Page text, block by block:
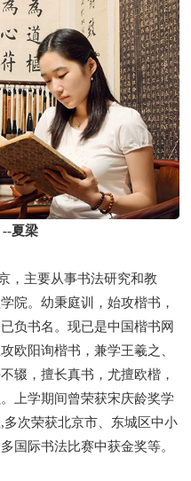
夏梁
主要从事书法研究和教
院。幼秉庭训，始攻楷书，
负书名。现已是中国楷书网
欧阳询楷书，兼学王羲之、
辍，擅长真书，尤擅欧楷，
上学期间曾荣获宋庆龄奖学
次荣获北京市、东城区中小
国际书法比赛中获金奖等。